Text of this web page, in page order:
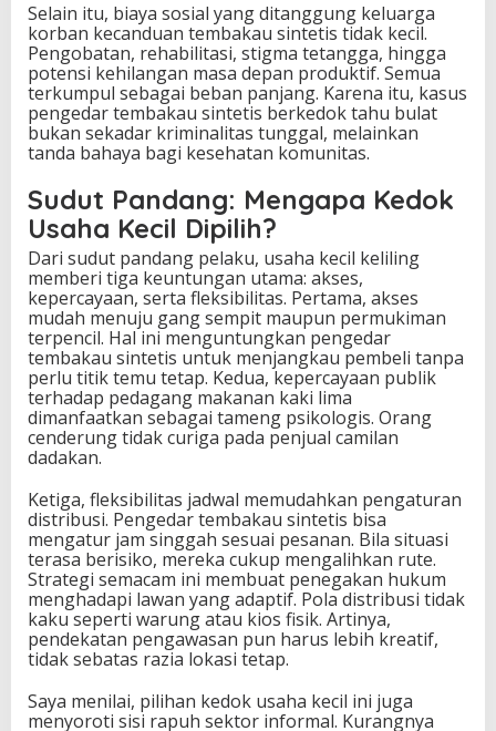
Selain itu, biaya sosial yang ditanggung keluarga
korban kecanduan tembakau sintetis tidak kecil.
Pengobatan, rehabilitasi, stigma tetangga, hingga
potensi kehilangan masa depan produktif. Semua
terkumpul sebagai beban panjang. Karena itu, kasus
pengedar tembakau sintetis berkedok tahu bulat
bukan sekadar kriminalitas tunggal, melainkan
tanda bahaya bagi kesehatan komunitas.
Sudut Pandang: Mengapa Kedok
Usaha Kecil Dipilih?
Dari sudut pandang pelaku, usaha kecil keliling
memberi tiga keuntungan utama: akses,
kepercayaan, serta fleksibilitas. Pertama, akses
mudah menuju gang sempit maupun permukiman
terpencil. Hal ini menguntungkan pengedar
tembakau sintetis untuk menjangkau pembeli tanpa
perlu titik temu tetap. Kedua, kepercayaan publik
terhadap pedagang makanan kaki lima
dimanfaatkan sebagai tameng psikologis. Orang
cenderung tidak curiga pada penjual camilan
dadakan.
Ketiga, fleksibilitas jadwal memudahkan pengaturan
distribusi. Pengedar tembakau sintetis bisa
mengatur jam singgah sesuai pesanan. Bila situasi
terasa berisiko, mereka cukup mengalihkan rute.
Strategi semacam ini membuat penegakan hukum
menghadapi lawan yang adaptif. Pola distribusi tidak
kaku seperti warung atau kios fisik. Artinya,
pendekatan pengawasan pun harus lebih kreatif,
tidak sebatas razia lokasi tetap.
Saya menilai, pilihan kedok usaha kecil ini juga
menyoroti sisi rapuh sektor informal. Kurangnya